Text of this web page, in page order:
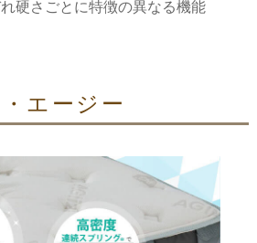
硬さごとに特徴の異なる機能
エージー